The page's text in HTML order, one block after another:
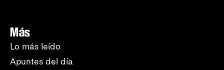
Más
Lo más leído
Apuntes del día